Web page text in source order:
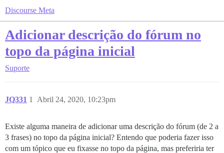
Discourse Meta
Adicionar descrição do fórum no
topo da página inicial
Suporte
JQ331 Abril 24, 2020, 10:23pm
1
Existe alguma maneira de adicionar uma descrição do fórum (de 2 a
3 frases) no topo da página inicial? Entendo que poderia fazer isso
com um tópico que eu fixasse no topo da página, mas preferiria ter